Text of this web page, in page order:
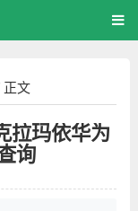
正文
拉玛依华为
询